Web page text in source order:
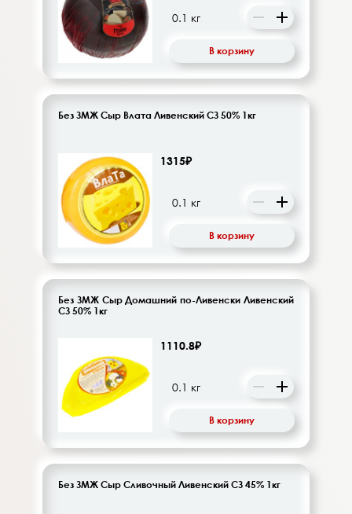
В корзину
Без ЗМЖ Сыр Влата Ливенский СЗ 50% 1кг
1315₽
В корзину
Без ЗМЖ Сыр Домашний по-Ливенски Ливенский
СЗ 50% 1кг
1110.8₽
В корзину
Без ЗМЖ Сыр Сливочный Ливенский СЗ 45% 1кг